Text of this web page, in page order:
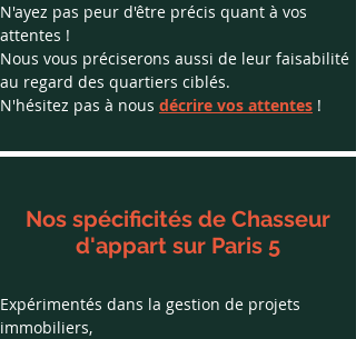
N'ayez pas peur d'être précis quant à vos
attentes !
Nous vous préciserons aussi de leur faisabilité
au regard des quartiers ciblés.
​N'hésitez pas à nous décrire vos attentes !
Nos spécificités de Chasseur
d'appart sur Paris 5
Expérimentés dans la gestion de projets
immobiliers,